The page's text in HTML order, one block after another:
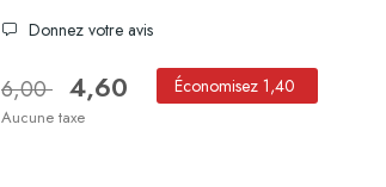
Donnez votre avis
6,00 4,60 Économisez 1,40
Aucune taxe